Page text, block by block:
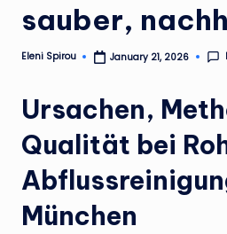
sauber,
Posted
Eleni Spirou January 21, 2026
Ursachen,
Qualität bei
München